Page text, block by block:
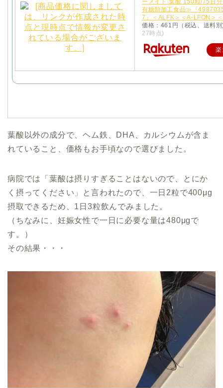
ーメイド 葉酸 150粒/75日
有糖類加工食品≫『
7』＜ALFK＞＜A-LFON＞
価格：461円（税込、送料
27時点)
葉酸以外の成分で、ヘム鉄、DHA、カルシウムが含ま
れていること、価格もお手頃なので選びました。
病院では「葉酸は摂りすぎることはないので、とにか
く摂ってください」と言われたので、一日2粒で400μg
摂取できるため、1日3粒飲んでみました。
（ちなみに、妊娠女性で一日に必要な量は480μgで
す。）
その結果・・・